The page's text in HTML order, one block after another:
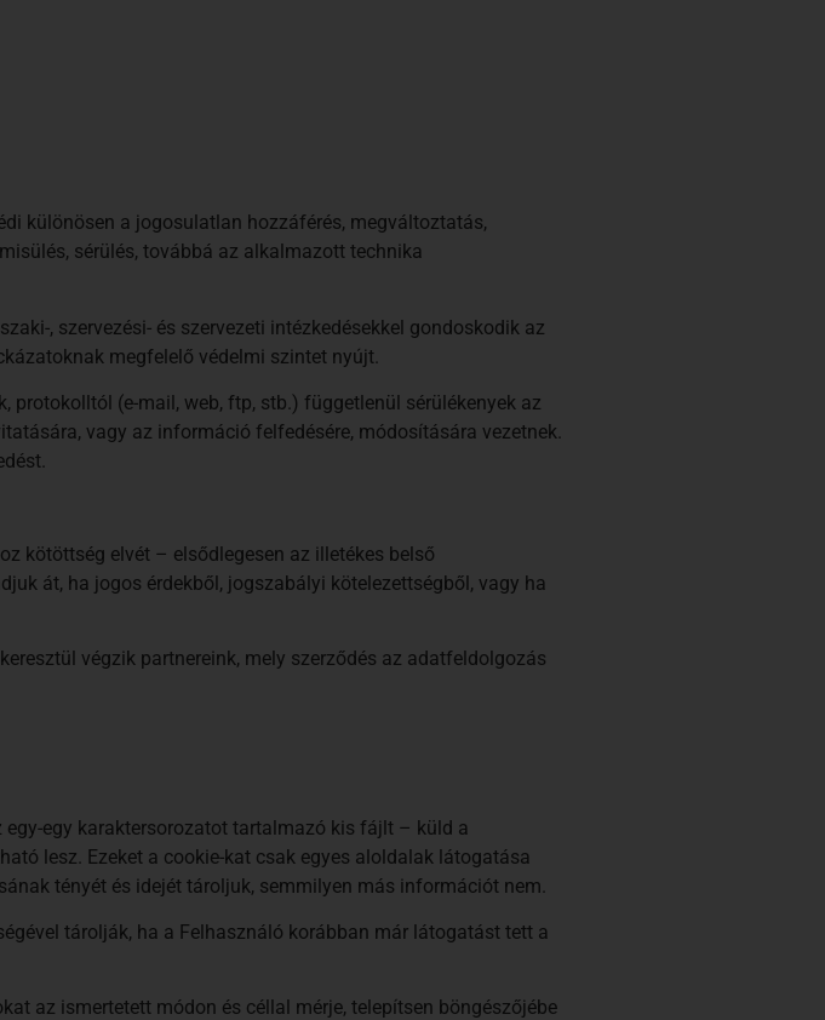
különösen a jogosulatlan hozzáférés, megváltoztatás,
sérülés, továbbá az alkalmazott technika
, szervezési- és szervezeti intézkedésekkel gondoskodik az
megfelelő védelmi szintet nyújt.
(e-mail, web, ftp, stb.) függetlenül sérülékenyek az
vagy az információ felfedésére, módosítására vezetnek.
kötöttség elvét – elsődlegesen az illetékes belső
át, ha jogos érdekből, jogszabályi kötelezettségből, vagy ha
végzik partnereink, mely szerződés az adatfeldolgozás
egy karaktersorozatot tartalmazó kis fájlt – küld a
lesz. Ezeket a cookie-kat csak egyes aloldalak látogatása
tényét és idejét tároljuk, semmilyen más információt nem.
tárolják, ha a Felhasználó korábban már látogatást tett a
az ismertetett módon és céllal mérje, telepítsen böngészőjébe